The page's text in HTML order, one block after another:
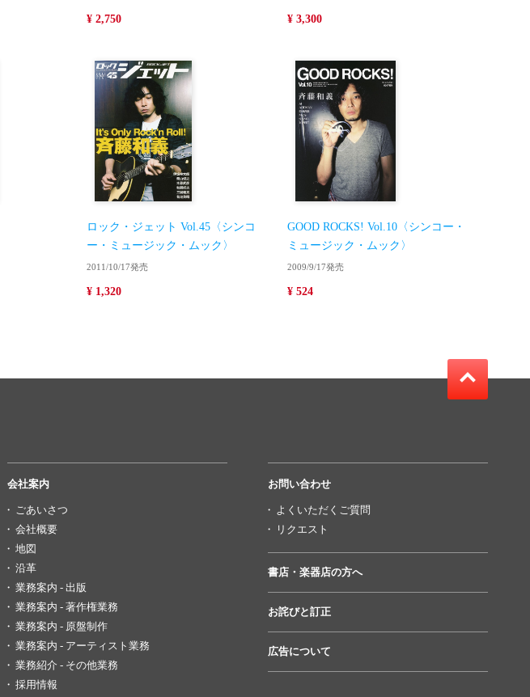
¥ 2,750 ¥ 3,300
ロック・ジェット Vol.45〈シンコ
ー・ミュージック・ムック〉
2011/10/17発売
¥ 1,320
GOOD ROCKS! Vol.10〈シンコー・
ミュージック・ムック〉
2009/9/17発売
¥ 524
会社案内
ごあいさつ
会社概要
地図
沿革
業務案内 - 出版
業務案内 - 著作権業務
業務案内 - 原盤制作
業務案内 - アーティスト業務
業務紹介 - その他業務
採用情報
お問い合わせ
よくいただくご質問
リクエスト
書店・楽器店の方へ
お詫びと訂正
広告について